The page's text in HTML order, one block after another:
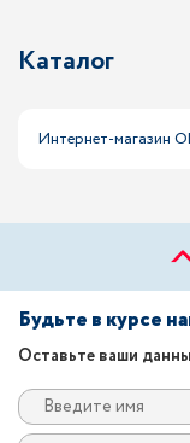
Каталог
Интернет-магазин
Будьте в курсе
Оставьте ваши